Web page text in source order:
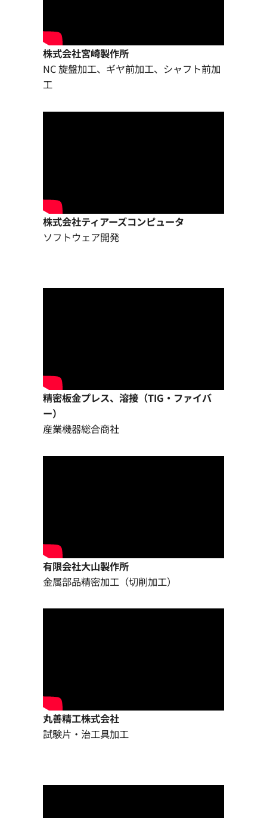
株式会社宮崎製作所
NC 旋盤加工、ギヤ前加工、シャフト前加
工
株式会社ティアーズコンピュータ
ソフトウェア開発
精密板金プレス、溶接（TIG・ファイバ
ー）
産業機器総合商社
有限会社大山製作所
金属部品精密加工（切削加工）
丸善精工株式会社
試験片・治工具加工